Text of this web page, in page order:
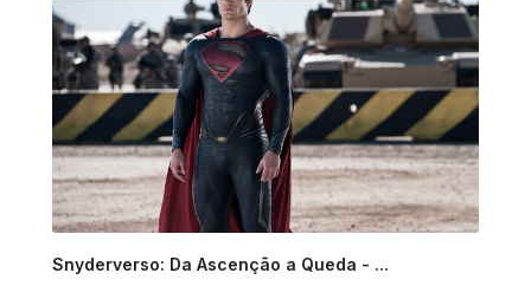
Snyderverso: Da Ascenção a Queda - ...